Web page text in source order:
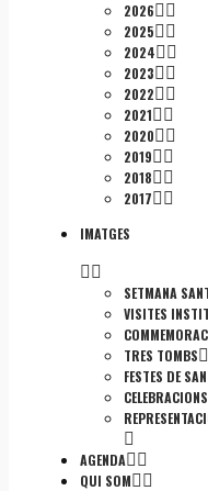
2026
2025
2024
2023
2022
2021
2020
2019
2018
2017
IMATGES
SETMANA
VISITES
TRES TOMBS
FESTES DE
AGENDA
QUI SOM